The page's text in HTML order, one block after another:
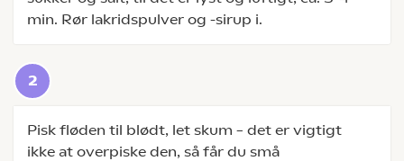
min. Rør lakridspulver og -sirup i.
Pisk fløden til blødt, let skum – det er vigtigt
ikke at overpiske den, så får du små